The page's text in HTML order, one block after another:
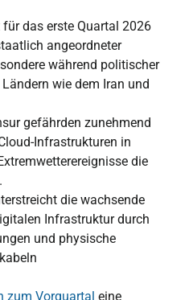
für das erste Quartal 2026
angeordneter
während politischer
wie dem Iran und
gefährden zunehmend
Infrastrukturen in
die
die wachsende
Infrastruktur durch
und physische
zum Vorquartal eine